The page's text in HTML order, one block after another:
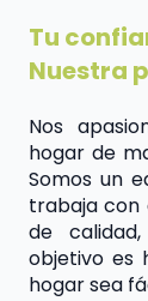
Tu
Nuestra
Nos
hogar de
Somos un
trabaja con
de
objetivo es
hogar sea